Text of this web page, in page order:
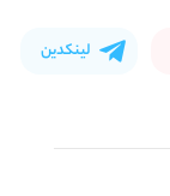
لینکدین